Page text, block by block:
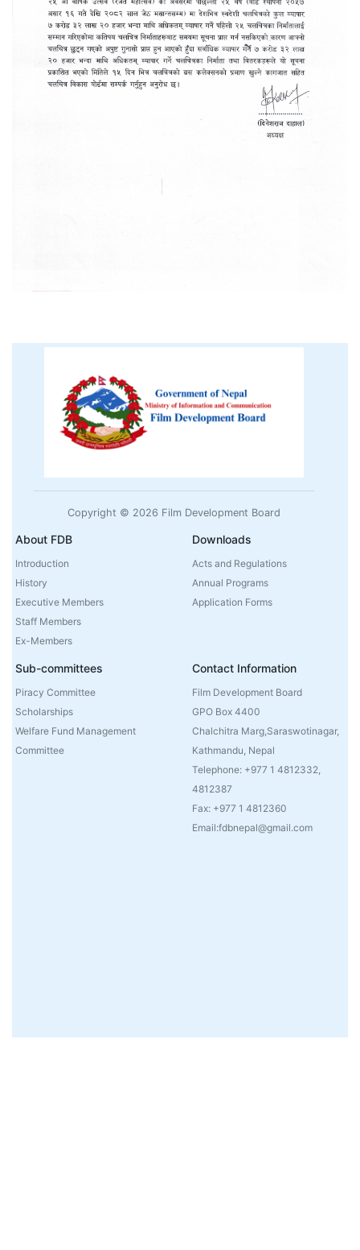
Copyright © 2026 Film Development Board
About FDB
Introduction
History
Executive Members
Staff Members
Ex-Members
Downloads
Acts and Regulations
Annual Programs
Application Forms
Sub-committees
Piracy Committee
Scholarships
Welfare Fund Management
Committee
Contact Information
Film Development Board
GPO Box 4400
Chalchitra Marg,Saraswotinagar,
Kathmandu, Nepal
Telephone: +977 1 4812332,
4812387
Fax: +977 1 4812360
Email:fdbnepal@gmail.com